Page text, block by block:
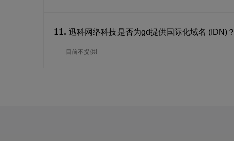
11. 迅科网络科技是否为gd提供国际化域名 (IDN)？
目前不提供!